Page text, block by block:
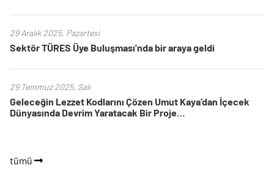
29 Aralık 2025, Pazartesi
Sektör TÜRES Üye Buluşması'nda bir araya geldi
29 Temmuz 2025, Salı
Geleceğin Lezzet Kodlarını Çözen Umut Kaya’dan İçecek
Dünyasında Devrim Yaratacak Bir Proje…
tümü